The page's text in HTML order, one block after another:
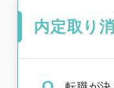
内定取り